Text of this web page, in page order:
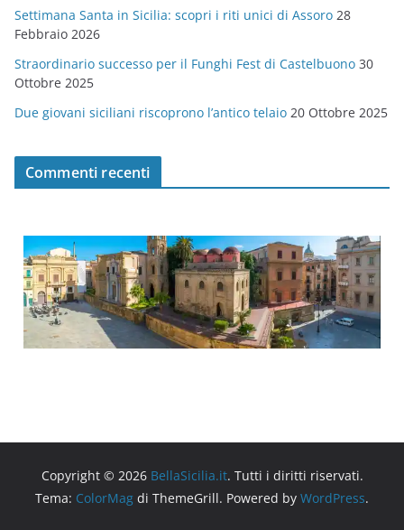
Settimana Santa in Sicilia: scopri i riti unici di Assoro 28
Febbraio 2026
Straordinario successo per il Funghi Fest di Castelbuono 30
Ottobre 2025
Due giovani siciliani riscoprono l’antico telaio 20 Ottobre 2025
Commenti recenti
Copyright © 2026 BellaSicilia.it. Tutti i diritti riservati.
Tema: ColorMag di ThemeGrill. Powered by WordPress.